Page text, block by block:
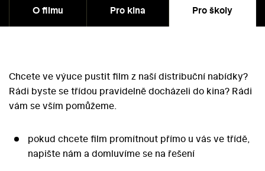
O filmu Pro kina Pro školy
Chcete ve výuce pustit film z naší distribuční nabídky?
Rádi byste se třídou pravidelně docházeli do kina? Rádi
vám se vším pomůžeme.
pokud chcete film promítnout přímo u vás ve třídě,
napište nám a domluvíme se na řešení